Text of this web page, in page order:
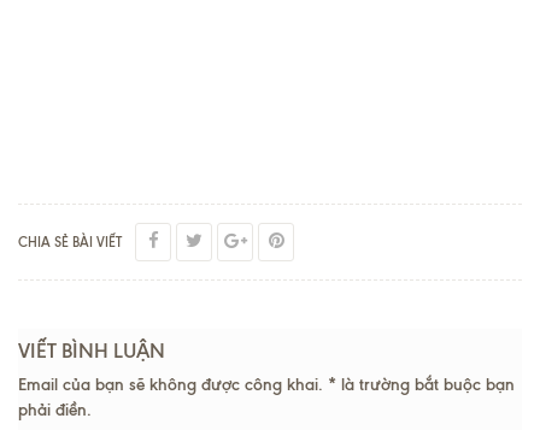
CHIA SẺ BÀI VIẾT
VIẾT BÌNH LUẬN
Email của bạn sẽ không được công khai. * là trường bắt buộc bạn
phải điền.